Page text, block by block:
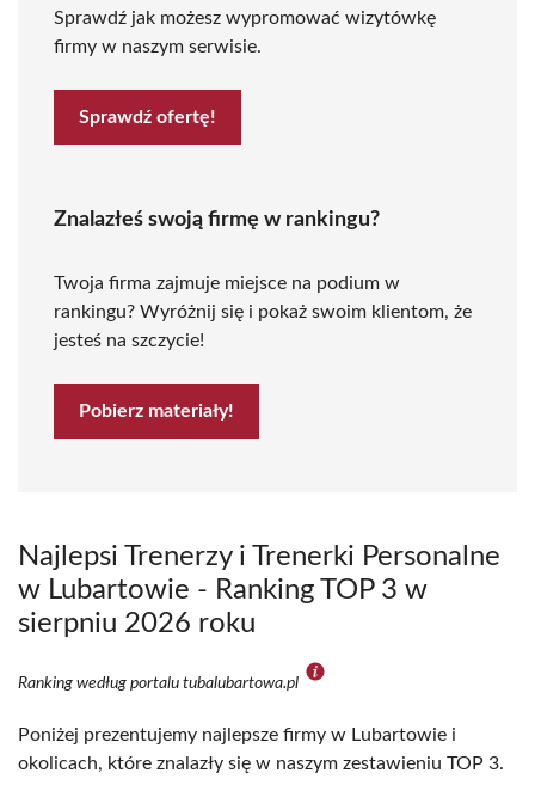
Sprawdź jak możesz wypromować wizytówkę
firmy w naszym serwisie.
Sprawdź ofertę!
Znalazłeś swoją firmę w rankingu?
Twoja firma zajmuje miejsce na podium w
rankingu? Wyróżnij się i pokaż swoim klientom, że
jesteś na szczycie!
Pobierz materiały!
Najlepsi Trenerzy i Trenerki Personalne
w Lubartowie - Ranking TOP 3 w
sierpniu 2026 roku
Ranking według portalu tubalubartowa.pl
Poniżej prezentujemy najlepsze firmy w Lubartowie i
okolicach, które znalazły się w naszym zestawieniu TOP 3.